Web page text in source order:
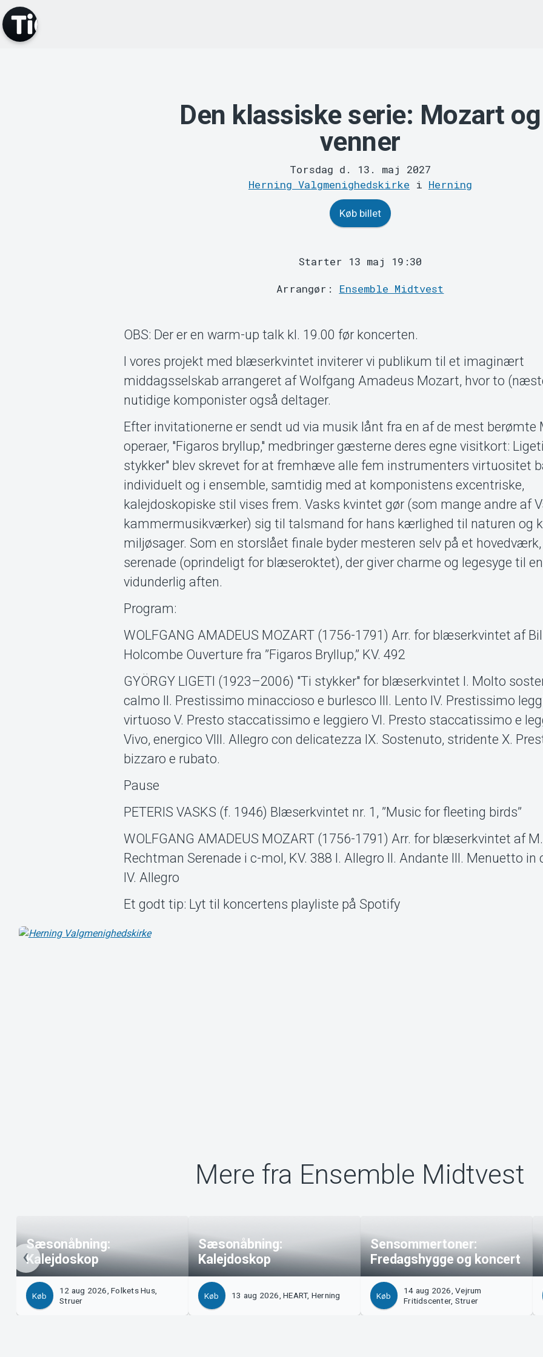
Den klassiske serie: Mozart og
venner
Torsdag d. 13. maj 2027
Herning Valgmenighedskirke i Herning
Køb billet
Starter 13 maj 19:30
Arrangør: Ensemble Midtvest
OBS: Der er en warm-up talk kl. 19.00 før koncerten.
I vores projekt med blæserkvintet inviterer vi publikum til et imaginært
middagsselskab arrangeret af Wolfgang Amadeus Mozart, hvor to
nutidige komponister også deltager.
Efter invitationerne er sendt ud via musik lånt fra en af de mest berømte
operaer, "Figaros bryllup," medbringer gæsterne deres egne visitkort:
stykker" blev skrevet for at fremhæve alle fem instrumenters virtuositet
individuelt og i ensemble, samtidig med at komponistens excentriske,
kalejdoskopiske stil vises frem. Vasks kvintet gør (som mange andre af
kammermusikværker) sig til talsmand for hans kærlighed til naturen og
miljøsager. Som en storslået finale byder mesteren selv på et
serenade (oprindeligt for blæseroktet), der giver charme og legesyge til en
vidunderlig aften.
Program:
WOLFGANG AMADEUS MOZART (1756-1791) Arr. for blæserkvintet af
Holcombe Ouverture fra ”Figaros Bryllup,” KV. 492
GYÖRGY LIGETI (1923–2006) "Ti stykker" for blæserkvintet I. Molto
calmo II. Prestissimo minaccioso e burlesco III. Lento IV. Prestissimo
virtuoso V. Presto staccatissimo e leggiero VI. Presto staccatissimo e
Vivo, energico VIII. Allegro con delicatezza IX. Sostenuto, stridente X.
bizzaro e rubato.
Pause
PETERIS VASKS (f. 1946) Blæserkvintet nr. 1, ”Music for fleeting birds”
WOLFGANG AMADEUS MOZART (1756-1791) Arr. for blæserkvintet af M.
Rechtman Serenade i c-mol, KV. 388 I. Allegro II. Andante III. Menuetto in
IV. Allegro
Et godt tip: Lyt til koncertens playliste på Spotify
Mere fra Ensemble Midtvest
Sæsonåbning:
Kalejdoskop
Køb
12 aug 2026, Folkets Hus,
Struer
Sæsonåbning:
Kalejdoskop
Køb 13 aug 2026, HEART, Herning
Sensommertoner:
Fredagshygge og koncert
Køb
14 aug 2026, Vejrum
Fritidscenter, Struer